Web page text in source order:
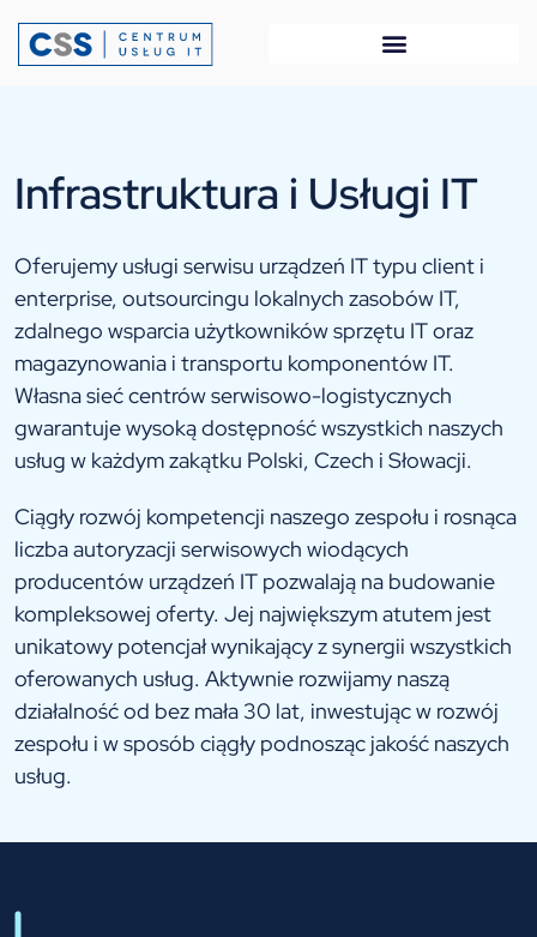
Infrastruktura i Usługi IT
Oferujemy usługi serwisu urządzeń IT typu client i
enterprise, outsourcingu lokalnych zasobów IT,
zdalnego wsparcia użytkowników sprzętu IT oraz
magazynowania i transportu komponentów IT.
Własna sieć centrów serwisowo-logistycznych
gwarantuje wysoką dostępność wszystkich naszych
usług w każdym zakątku Polski, Czech i Słowacji.
Ciągły rozwój kompetencji naszego zespołu i rosnąca
liczba autoryzacji serwisowych wiodących
producentów urządzeń IT pozwalają na budowanie
kompleksowej oferty. Jej największym atutem jest
unikatowy potencjał wynikający z synergii wszystkich
oferowanych usług. Aktywnie rozwijamy naszą
działalność od bez mała 30 lat, inwestując w rozwój
zespołu i w sposób ciągły podnosząc jakość naszych
usług.